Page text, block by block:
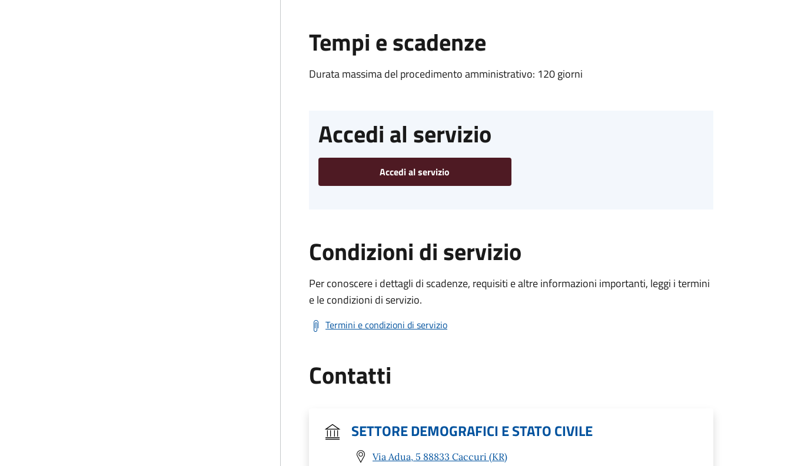
Tempi e scadenze
Durata massima del procedimento amministrativo: 120 giorni
Accedi al servizio
Accedi al servizio
Condizioni di servizio
Per conoscere i dettagli di scadenze, requisiti e altre informazioni importanti, leggi i termini
e le condizioni di servizio.
Termini e condizioni di servizio
Contatti
SETTORE DEMOGRAFICI E STATO CIVILE
Via Adua, 5 88833 Caccuri (KR)